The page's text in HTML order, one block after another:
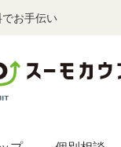
お手伝い